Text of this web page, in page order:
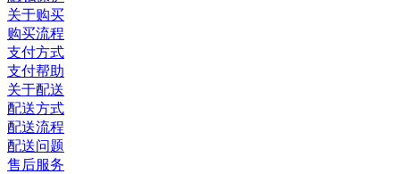
关于购买
购买流程
支付方式
支付帮助
关于配送
配送方式
配送流程
配送问题
售后服务